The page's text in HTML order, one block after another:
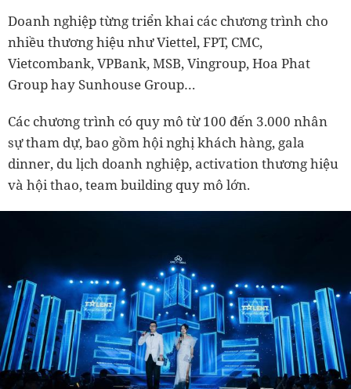
Doanh nghiệp từng triển khai các chương trình cho
nhiều thương hiệu như Viettel, FPT, CMC,
Vietcombank, VPBank, MSB, Vingroup, Hoa Phat
Group hay Sunhouse Group…
Các chương trình có quy mô từ 100 đến 3.000 nhân
sự tham dự, bao gồm hội nghị khách hàng, gala
dinner, du lịch doanh nghiệp, activation thương hiệu
và hội thao, team building quy mô lớn.